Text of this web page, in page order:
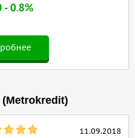
- 0.8%
11.09.2018